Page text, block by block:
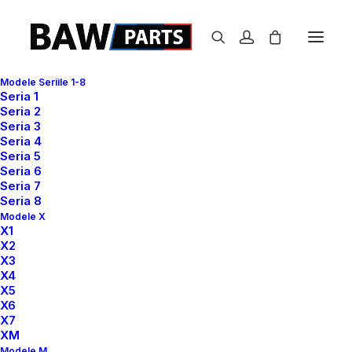
Modele Seriile 1-8
Seria 1
Seria 2
Seria 3
Seria 4
Seria 5
Seria 6
Seria 7
Seria 8
Modele X
X1
X2
X3
X4
X5
X6
X7
XM